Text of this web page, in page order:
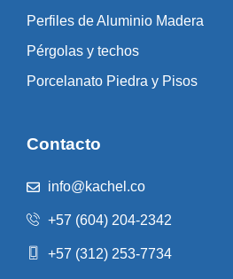
Perfiles de Aluminio Madera
Pérgolas y techos
Porcelanato Piedra y Pisos
Contacto
info@kachel.co
+57 (604) 204-2342
+57 (312) 253-7734